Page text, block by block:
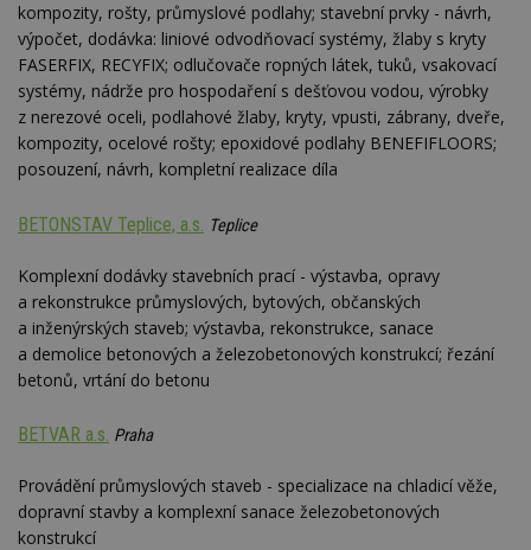
kompozity, rošty, průmyslové podlahy; stavební prvky - návrh,
výpočet, dodávka: liniové odvodňovací systémy, žlaby s kryty
FASERFIX, RECYFIX; odlučovače ropných látek, tuků, vsakovací
systémy, nádrže pro hospodaření s dešťovou vodou, výrobky
z nerezové oceli, podlahové žlaby, kryty, vpusti, zábrany, dveře,
kompozity, ocelové rošty; epoxidové podlahy BENEFIFLOORS;
posouzení, návrh, kompletní realizace díla
BETONSTAV Teplice, a.s. Teplice
Komplexní dodávky stavebních prací - výstavba, opravy
a rekonstrukce průmyslových, bytových, občanských
a inženýrských staveb; výstavba, rekonstrukce, sanace
a demolice betonových a železobetonových konstrukcí; řezání
betonů, vrtání do betonu
BETVAR a.s. Praha
Provádění průmyslových staveb - specializace na chladicí věže,
dopravní stavby a komplexní sanace železobetonových
konstrukcí